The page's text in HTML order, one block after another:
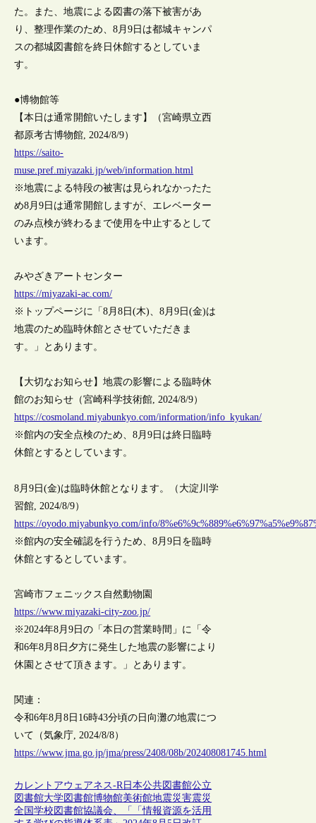
た。また、地震による図書の落下被害があ
り、整理作業のため、8月9日は都城キャンパ
スの都城図書館を終日休館するとしていま
す。
●博物館等
【本日は通常開館いたします】（宮崎県立西
都原考古博物館, 2024/8/9）
https://saito-
muse.pref.miyazaki.jp/web/information.html
※地震による特段の被害は見られなかったた
め8月9日は通常開館しますが、エレベーター
のみ点検が終わるまで使用を中止するとして
います。
みやざきアートセンター
https://miyazaki-ac.com/
※トップページに「8月8日(木)、8月9日(金)は
地震のため臨時休館とさせていただきま
す。」とあります。
【大切なお知らせ】地震の影響による臨時休
館のお知らせ（宮崎科学技術館, 2024/8/9）
https://cosmoland.miyabunkyo.com/information/info_kyukan/
※館内の安全点検のため、8月9日は終日臨時
休館とするとしています。
8月9日(金)は臨時休館となります。（大淀川学
習館, 2024/8/9）
https://oyodo.miyabunkyo.com/info/
※館内の安全確認を行うため、8月9日を臨時
休館とするとしています。
宮崎市フェニックス自然動物園
https://www.miyazaki-city-zoo.jp/
※2024年8月9日の「本日の営業時間」に「令
和6年8月8日夕方に発生した地震の影響により
休園とさせて頂きます。」とあります。
関連：
令和6年8月8日16時43分頃の日向灘の地震につ
いて（気象庁, 2024/8/8）
https://www.jma.go.jp/jma/press/2408/08b/202408081745.html
カレントアウェアネス-R日本公共図書館公立
図書館大学図書館博物館美術館地震災害震災
全国学校図書館協議会、「「情報資源を活用